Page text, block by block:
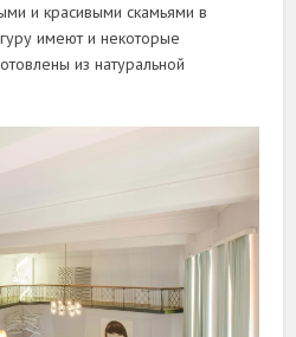
и красивыми скамьями в
имеют и некоторые
из натуральной